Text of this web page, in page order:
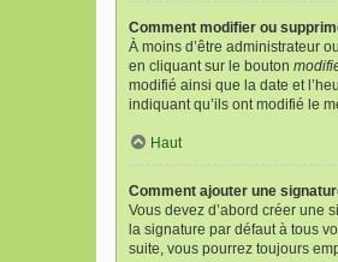
Comment modifier ou
À moins d’être administrateur
en cliquant sur le bouton
modifié ainsi que la date et
indiquant qu’ils ont modifié le
Haut
Comment ajouter une
Vous devez d’abord créer une
la signature par défaut à tous
suite, vous pourrez toujours